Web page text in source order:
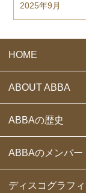
2025年9月
HOME
ABOUT ABBA
ABBAの歴史
ABBAのメンバー
ディスコグラフ